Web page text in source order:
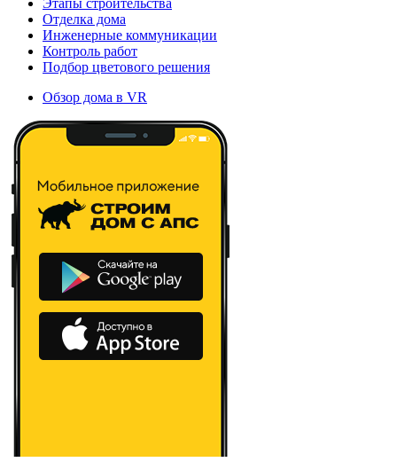
Этапы строительства
Отделка дома
Инженерные коммуникации
Контроль работ
Подбор цветового решения
Обзор дома в VR